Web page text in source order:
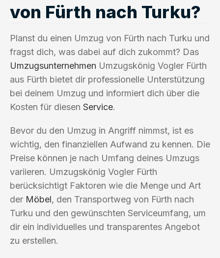
von Fürth nach Turku?
Planst du einen Umzug von Fürth nach Turku und
fragst dich, was dabei auf dich zukommt? Das
Umzugsunternehmen Umzugskönig Vogler Fürth
aus Fürth bietet dir professionelle Unterstützung
bei deinem Umzug und informiert dich über die
Kosten für diesen Service.
Bevor du den Umzug in Angriff nimmst, ist es
wichtig, den finanziellen Aufwand zu kennen. Die
Preise können je nach Umfang deines Umzugs
variieren. Umzugskönig Vogler Fürth
berücksichtigt Faktoren wie die Menge und Art
der Möbel, den Transportweg von Fürth nach
Turku und den gewünschten Serviceumfang, um
dir ein individuelles und transparentes Angebot
zu erstellen.